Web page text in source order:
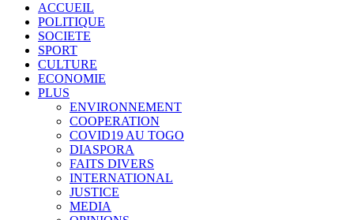
ACCUEIL
POLITIQUE
SOCIETE
SPORT
CULTURE
ECONOMIE
PLUS
ENVIRONNEMENT
COOPERATION
COVID19 AU TOGO
DIASPORA
FAITS DIVERS
INTERNATIONAL
JUSTICE
MEDIA